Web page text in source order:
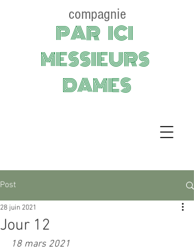
PAR ICI
MESSIEURS
DAMES
compagnie
Post
Jour 12
28 juin 2021
18 mars 2021